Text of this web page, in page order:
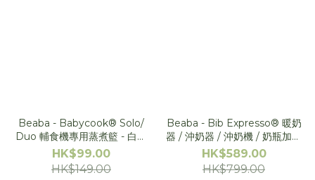
Beaba - Babycook® Solo/
Duo 輔食機專用蒸煮籃 - 白色
(可煮米飯 / 粥 / 麵條)
HK$99.00
HK$149.00
Beaba - Bib Expresso® 暖奶
器 / 沖奶器 / 沖奶機 / 奶瓶加熱
器
HK$589.00
HK$799.00